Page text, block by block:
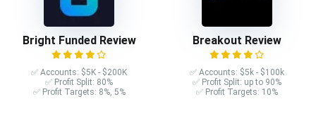
Bright Funded Review
✅ Accounts: $5K - $200K
✅ Profit Split: 80%
✅ Profit Targets: 8%, 5%
Breakout Review
✅ Accounts: $5k - $100k
✅ Profit Split: up to 90%
✅ Profit Targets: 10%